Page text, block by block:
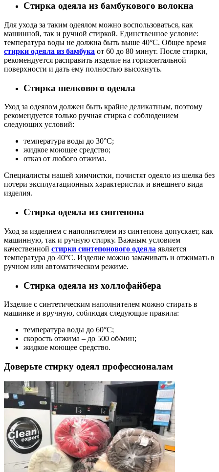
Стирка одеяла из бамбукового волокна
Для ухода за таким одеялом можно воспользоваться, как
машинной, так и ручной стиркой. Единственное условие:
температура воды не должна быть выше 40°C. Общее время
стирки одеяла из бамбука от 60 до 80 минут. После стирки,
рекомендуется расправить изделие на горизонтальной
поверхности и дать ему полностью высохнуть.
Стирка шелкового одеяла
Уход за одеялом должен быть крайне деликатным, поэтому
рекомендуется только ручная стирка с соблюдением
следующих условий:
температура воды до 30°C;
жидкое моющее средство;
отказ от любого отжима.
Специалисты нашей химчистки, почистят одеяло из шелка без
потери эксплуатационных характеристик и внешнего вида
изделия.
Стирка одеяла из синтепона
Уход за изделием с наполнителем из синтепона допускает, как
машинную, так и ручную стирку. Важным условием
качественной стирки синтепонового одеяла является
температура до 40°C. Изделие можно замачивать и отжимать в
ручном или автоматическом режиме.
Стирка одеяла из холлофайбера
Изделие с синтетическим наполнителем можно стирать в
машинке и вручную, соблюдая следующие правила:
температура воды до 60°C;
скорость отжима – до 500 об/мин;
жидкое моющее средство.
Доверьте стирку одеял профессионалам